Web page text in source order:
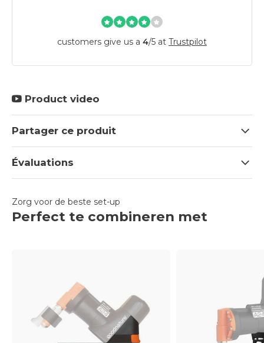
customers give us a 4/5 at Trustpilot
Product video
Partager ce produit
Évaluations
Zorg voor de beste set-up
Perfect te combineren met